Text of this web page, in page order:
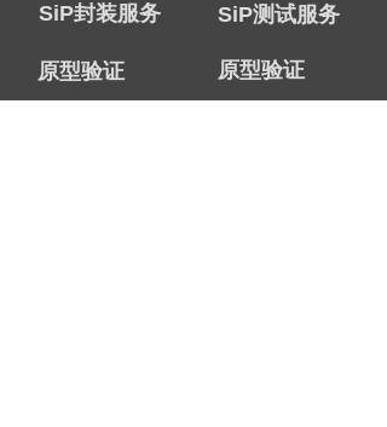
SiP测试服务
SiP封装服务
原型验证 原型验证